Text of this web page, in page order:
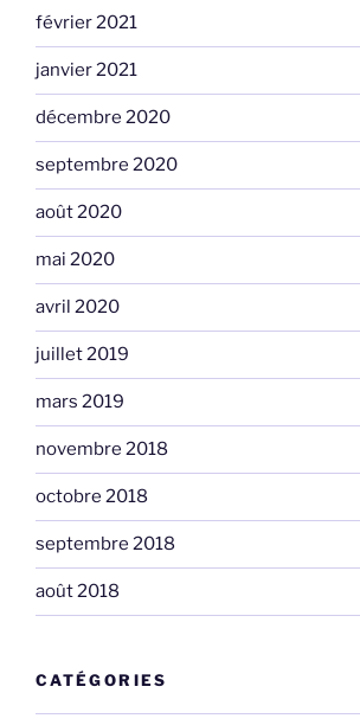
février 2021
janvier 2021
décembre 2020
septembre 2020
août 2020
mai 2020
avril 2020
juillet 2019
mars 2019
novembre 2018
octobre 2018
septembre 2018
août 2018
CATÉGORIES